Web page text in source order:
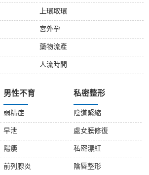
上環取環
宮外孕
藥物流產
人流時間
男性不育
弱精症
早泄
陽痿
前列腺炎
私密整形
陰道緊縮
處女膜修復
私密漂紅
陰唇整形